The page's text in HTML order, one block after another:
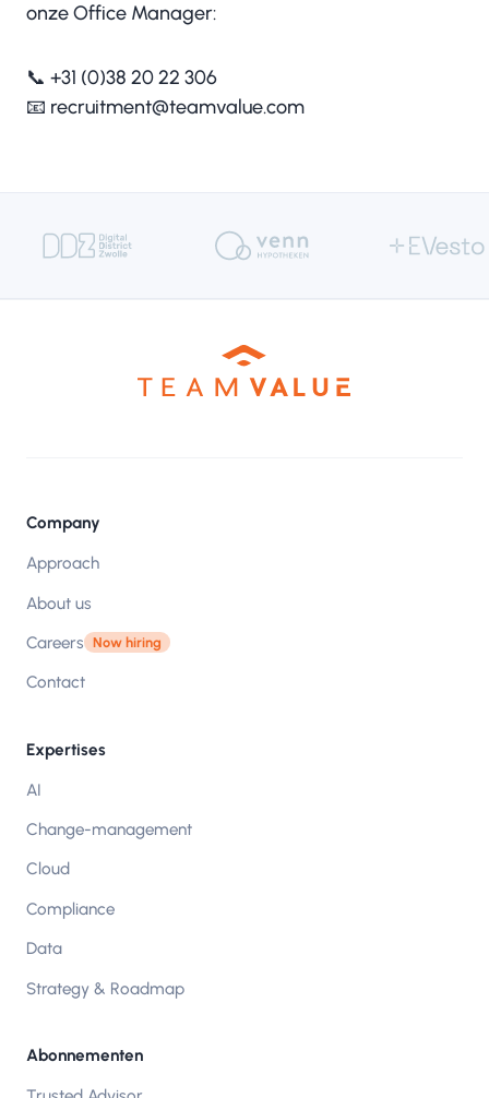
onze Office Manager:
📞 +31 (0)38 20 22 306
📧 recruitment@teamvalue.com
Company
Approach
About us
Careers Now hiring
Contact
Expertises
AI
Change-management
Cloud
Compliance
Data
Strategy & Roadmap
Abonnementen